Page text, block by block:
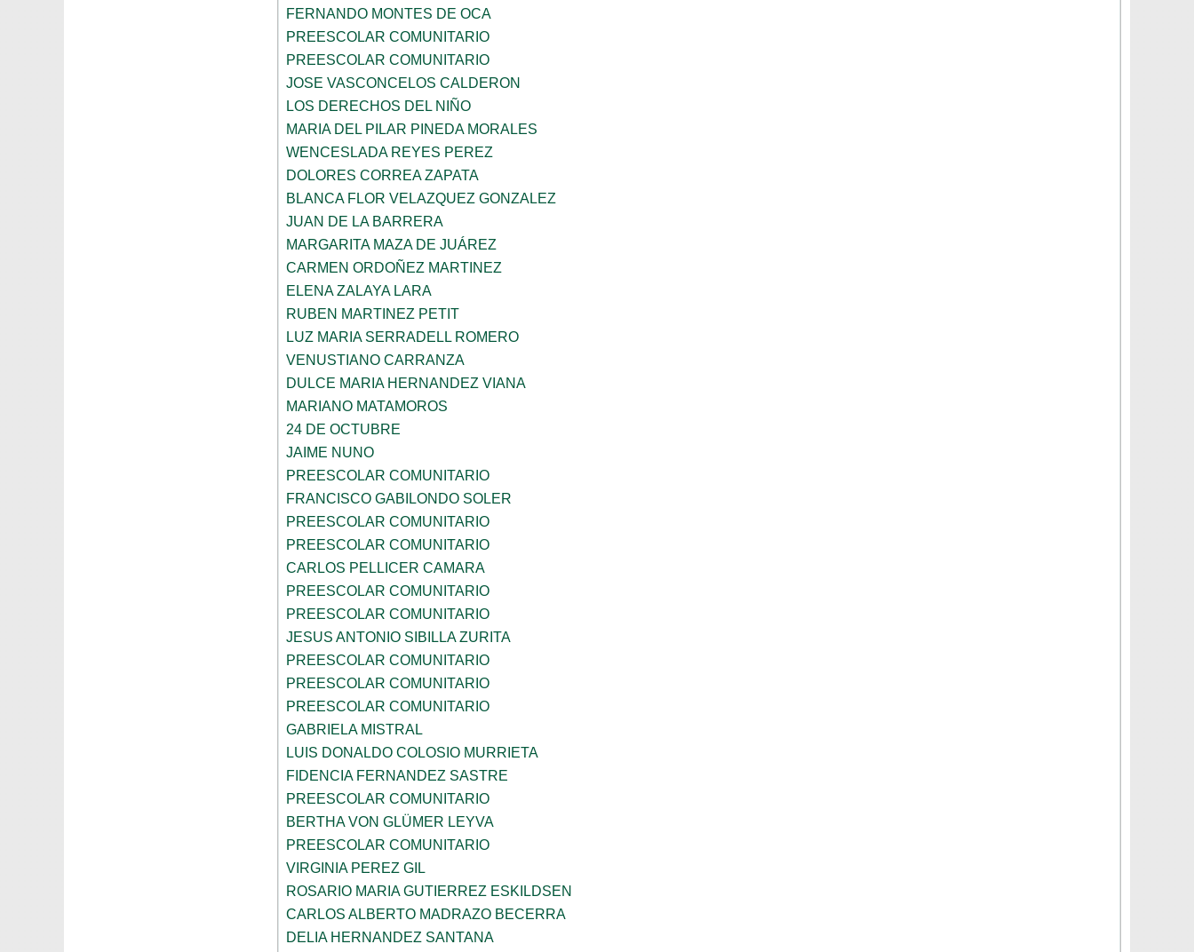
FERNANDO MONTES DE OCA
PREESCOLAR COMUNITARIO
PREESCOLAR COMUNITARIO
JOSE VASCONCELOS CALDERON
LOS DERECHOS DEL NIÑO
MARIA DEL PILAR PINEDA MORALES
WENCESLADA REYES PEREZ
DOLORES CORREA ZAPATA
BLANCA FLOR VELAZQUEZ GONZALEZ
JUAN DE LA BARRERA
MARGARITA MAZA DE JUÁREZ
CARMEN ORDOÑEZ MARTINEZ
ELENA ZALAYA LARA
RUBEN MARTINEZ PETIT
LUZ MARIA SERRADELL ROMERO
VENUSTIANO CARRANZA
DULCE MARIA HERNANDEZ VIANA
MARIANO MATAMOROS
24 DE OCTUBRE
JAIME NUNO
PREESCOLAR COMUNITARIO
FRANCISCO GABILONDO SOLER
PREESCOLAR COMUNITARIO
PREESCOLAR COMUNITARIO
CARLOS PELLICER CAMARA
PREESCOLAR COMUNITARIO
PREESCOLAR COMUNITARIO
JESUS ANTONIO SIBILLA ZURITA
PREESCOLAR COMUNITARIO
PREESCOLAR COMUNITARIO
PREESCOLAR COMUNITARIO
GABRIELA MISTRAL
LUIS DONALDO COLOSIO MURRIETA
FIDENCIA FERNANDEZ SASTRE
PREESCOLAR COMUNITARIO
BERTHA VON GLÜMER LEYVA
PREESCOLAR COMUNITARIO
VIRGINIA PEREZ GIL
ROSARIO MARIA GUTIERREZ ESKILDSEN
CARLOS ALBERTO MADRAZO BECERRA
DELIA HERNANDEZ SANTANA